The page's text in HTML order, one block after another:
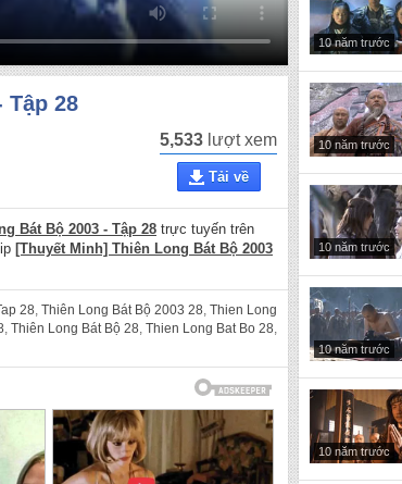
Tập 28
5,533 lượt xem
Tải về
Bát Bộ 2003 - Tập 28 trực tuyến trên
[Thuyết Minh] Thiên Long Bát Bộ 2003
28, Thiên Long Bát Bộ 2003 28, Thien Long
, Thiên Long Bát Bộ 28, Thien Long Bat Bo 28,
10 năm trước
10 năm trước
10 năm trước
10 năm trước
10 năm trước